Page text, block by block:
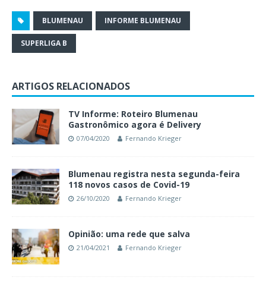
BLUMENAU INFORME BLUMENAU
SUPERLIGA B
ARTIGOS RELACIONADOS
TV Informe: Roteiro Blumenau
Gastronômico agora é Delivery
07/04/2020 Fernando Krieger
Blumenau registra nesta segunda-feira
118 novos casos de Covid-19
26/10/2020 Fernando Krieger
Opinião: uma rede que salva
21/04/2021 Fernando Krieger